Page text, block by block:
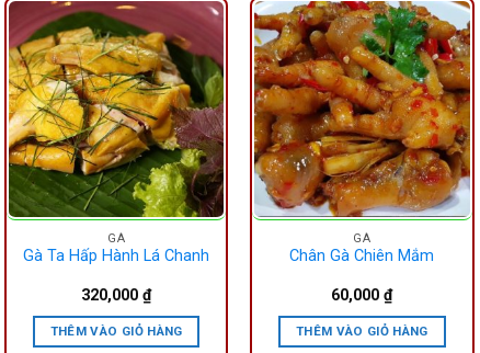
GÀ
Gà Ta Hấp Hành Lá Chanh
320,000₫
THÊM VÀO GIỎ HÀNG
GÀ
Chân Gà Chiên Mắm
60,000₫
THÊM VÀO GIỎ HÀNG